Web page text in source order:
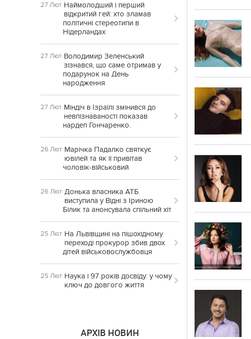
27 Лют Наймолодший і перший
відкритий гей: хто зламав
політичні стереотипи в
Нідерландах
27 Лют Володимир Зеленський
зізнався, що саме отримав у
подарунок на День
народження
27 Лют Міндіч в Ізраїлі змінився до
невпізнаваності показав
нардеп Гончаренко.
26 Лют Марічка Падалко святкує
ювілей та як її привітав
чоловік-військовий
26 Лют Донька власника АТБ
виступила у Відні з Іриною
Білик та анонсувала спільний хіт
25 Лют На Львівщині на пішохідному
переході прокурор збив двох
дітей військовослужбовця
25 Лют Наука і 97 років досвіду: у чому
ключ до довгого життя
АРХІВ НОВИН